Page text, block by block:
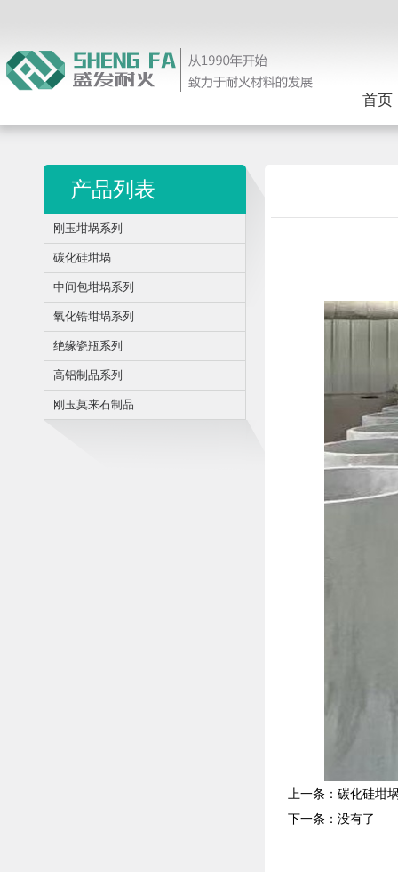
首页
产品列表
刚玉坩埚系列
碳化硅坩埚
中间包坩埚系列
氧化锆坩埚系列
绝缘瓷瓶系列
高铝制品系列
刚玉莫来石制品
上一条： 碳化硅坩
下一条：没有了